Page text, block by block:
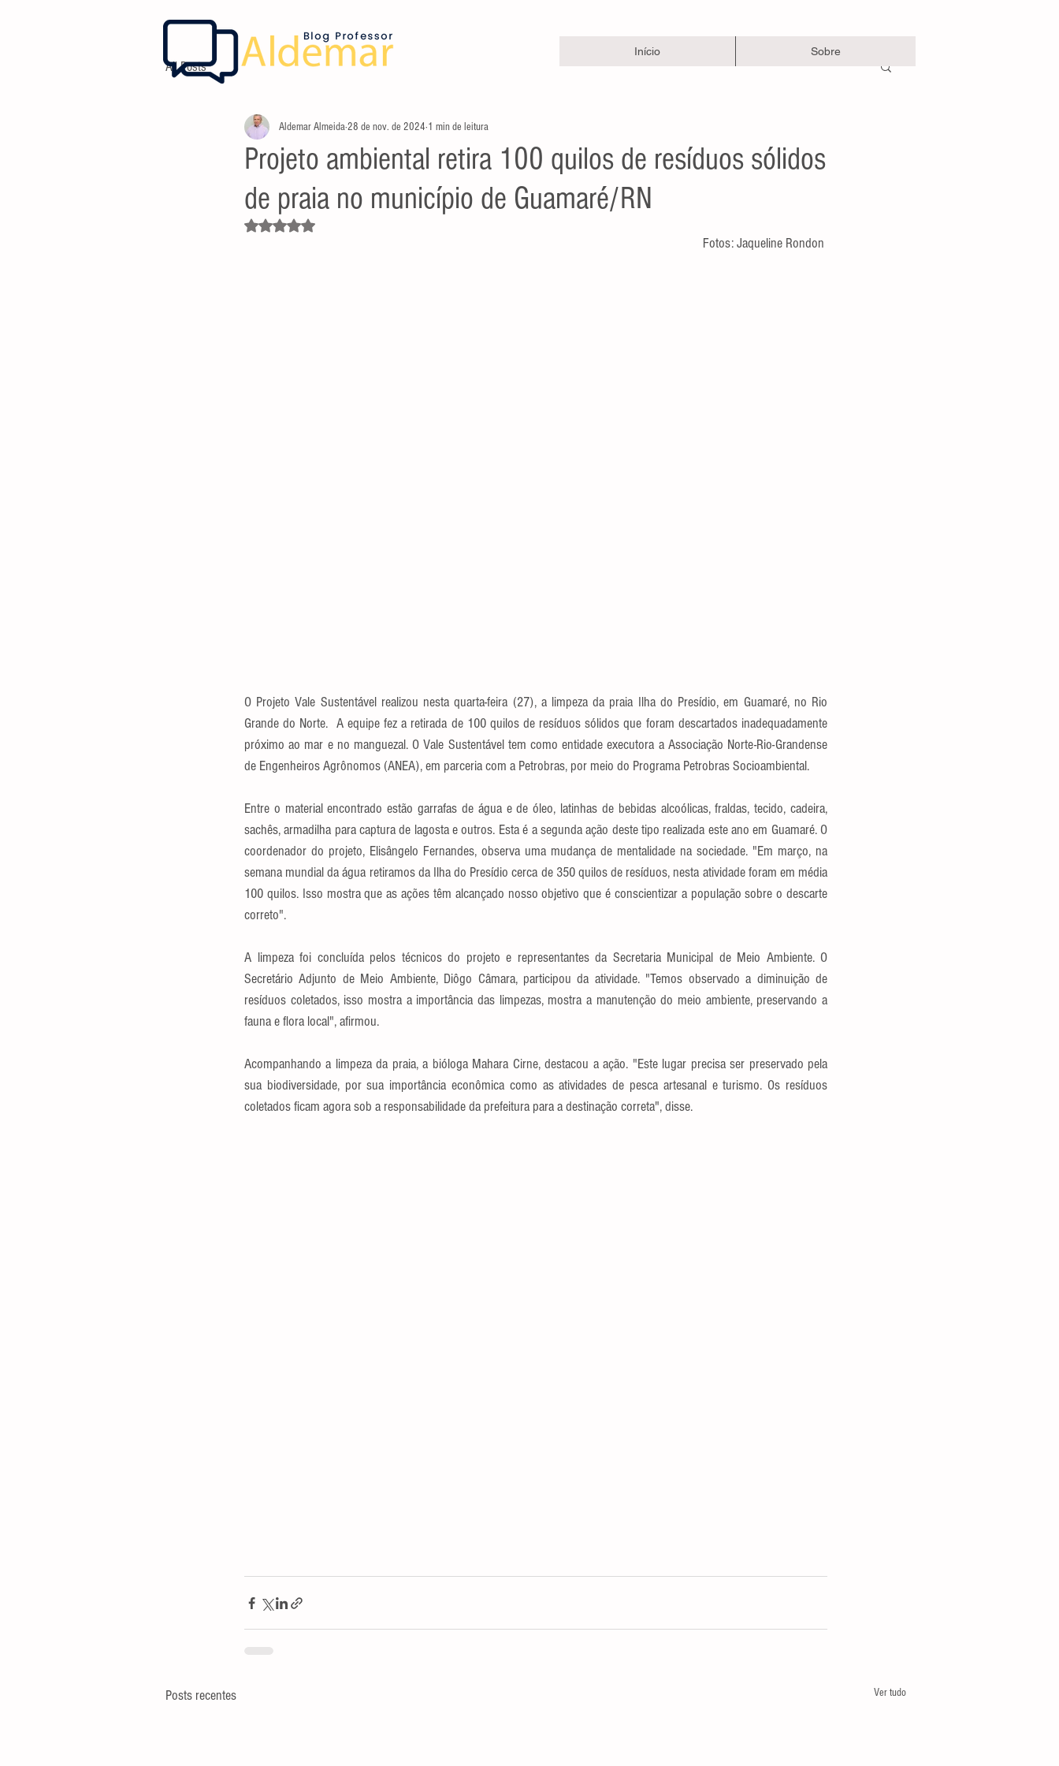
Início Sobre
All Posts
Projeto ambiental retira 100 quilos de resíduos sólidos
de praia no município de Guamaré/RN
Aldemar Almeida28 de nov. de 2024 1 min de leitura
Avaliado com NaN de 5 estrelas.
Fotos: Jaqueline Rondon
O Projeto Vale Sustentável realizou nesta quarta-feira (27), a limpeza da praia Ilha do Presídio, em Guamaré, no Rio
Grande do Norte.  A equipe fez a retirada de 100 quilos de resíduos sólidos que foram descartados inadequadamente
próximo ao mar e no manguezal. O Vale Sustentável tem como entidade executora a Associação Norte-Rio-Grandense
de Engenheiros Agrônomos (ANEA), em parceria com a Petrobras, por meio do Programa Petrobras Socioambiental.
Entre o material encontrado estão garrafas de água e de óleo, latinhas de bebidas alcoólicas, fraldas, tecido, cadeira,
sachês, armadilha para captura de lagosta e outros. Esta é a segunda ação deste tipo realizada este ano em Guamaré. O
coordenador do projeto, Elisângelo Fernandes, observa uma mudança de mentalidade na sociedade. "Em março, na
semana mundial da água retiramos da Ilha do Presídio cerca de 350 quilos de resíduos, nesta atividade foram em média
100 quilos. Isso mostra que as ações têm alcançado nosso objetivo que é conscientizar a população sobre o descarte
correto".
A limpeza foi concluída pelos técnicos do projeto e representantes da Secretaria Municipal de Meio Ambiente. O
Secretário Adjunto de Meio Ambiente, Diôgo Câmara, participou da atividade. "Temos observado a diminuição de
resíduos coletados, isso mostra a importância das limpezas, mostra a manutenção do meio ambiente, preservando a
fauna e flora local", afirmou.
Acompanhando a limpeza da praia, a bióloga Mahara Cirne, destacou a ação. "Este lugar precisa ser preservado pela
sua biodiversidade, por sua importância econômica como as atividades de pesca artesanal e turismo. Os resíduos
coletados ficam agora sob a responsabilidade da prefeitura para a destinação correta", disse.
Posts recentes Ver tudo